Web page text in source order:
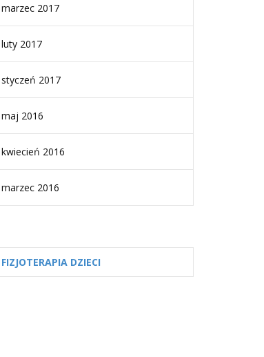
marzec 2017
luty 2017
styczeń 2017
maj 2016
kwiecień 2016
marzec 2016
FIZJOTERAPIA DZIECI